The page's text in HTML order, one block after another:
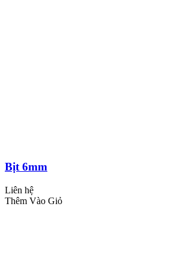
Bịt 6mm
Liên hệ
Thêm Vào Giỏ